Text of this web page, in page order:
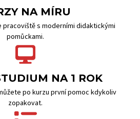
NA MÍRU
pracoviště s moderními didaktickými
pomůckami.
NA 1 ROK
po kurzu první pomoc kdykoliv
zopakovat.